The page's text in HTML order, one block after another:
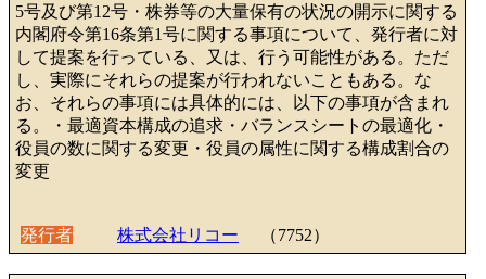
5号及び第12号・株券等の大量保有の状況の開示に関する
内閣府令第16条第1号に関する事項について、発行者に対
して提案を行っている、又は、行う可能性がある。ただ
し、実際にそれらの提案が行われないこともある。な
お、それらの事項には具体的には、以下の事項が含まれ
る。・最適資本構成の追求・バランスシートの最適化・
役員の数に関する変更・役員の属性に関する構成割合の
変更
発行者 株式会社リコー （7752）